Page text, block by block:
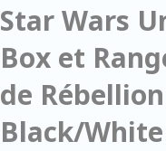
Star Wars
Box et
de
Black/White